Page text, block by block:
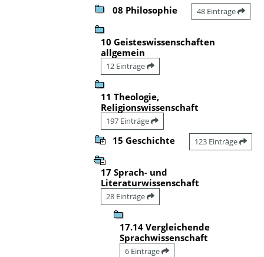
08 Philosophie 48 Einträge
10 Geisteswissenschaften
allgemein
12 Einträge
11 Theologie,
Religionswissenschaft
197 Einträge
15 Geschichte 123 Einträge
17 Sprach- und
Literaturwissenschaft
28 Einträge
17.14 Vergleichende
Sprachwissenschaft
6 Einträge